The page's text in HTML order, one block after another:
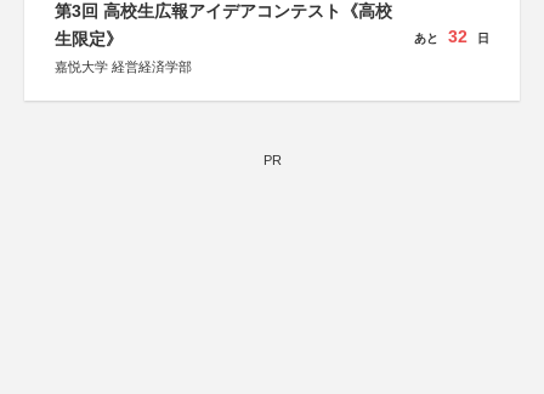
第3回 高校生広報アイデアコンテスト《高校
生限定》
嘉悦大学 経営経済学部
あと 32 日
PR